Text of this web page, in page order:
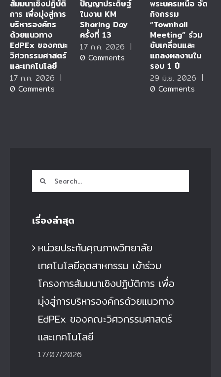
สัมมนาเชิงปฏิบัติ
การ เพื่อมุ่งสู่การ
บริหารองค์กร
ด้วยแนวทาง
EdPEx ของคณะ
วิศวกรรมศาสตร์
และเทคโนโลยี
17 ก.ค. 2026 |
0 Comments
ปัญญาประดิษฐ์
ในงาน KM
Sharing Day
ครั้งที่ 13
17 ก.ค. 2026 |
0 Comments
พระนครเหนือ จัด
กิจกรรม
“Townhall
Meeting” ร่วม
ขับเคลื่อนและ
แถลงผลงานใน
รอบ 1 ปี
29 มิ.ย. 2026 |
0 Comments
Search
for:
เรื่องล่าสุด
หน่วยประกันคุณภาพวิทยาลัย
เทคโนโลยีอุตสาหกรรม เข้าร่วม
โครงการสัมมนาเชิงปฏิบัติการ เพื่อ
มุ่งสู่การบริหารองค์กรด้วยแนวทาง
EdPEx ของคณะวิศวกรรมศาสตร์
และเทคโนโลยี
17/07/2026